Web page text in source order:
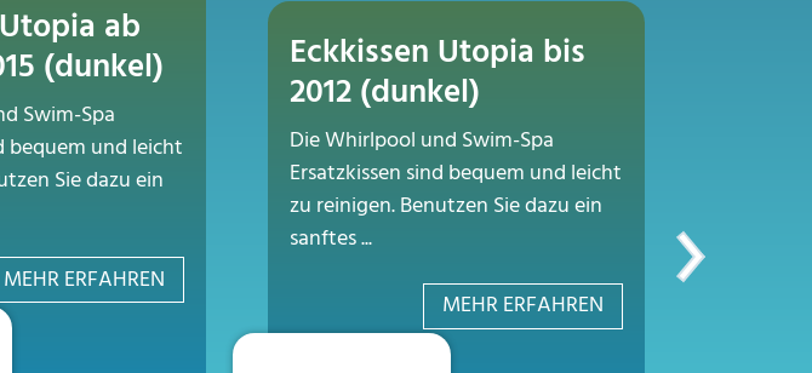
ab
(dunkel)
Swim-Spa
bequem und leicht
Sie dazu ein
MEHR ERFAHREN
Eckkissen Utopia bis
2012 (dunkel)
Die Whirlpool und Swim-Spa
Ersatzkissen sind bequem und leicht
zu reinigen. Benutzen Sie dazu ein
sanftes ...
MEHR ERFAHREN